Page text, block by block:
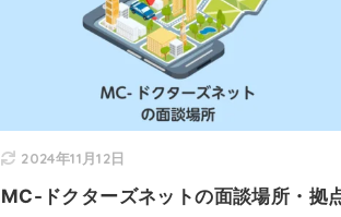
2024年11月12日
MC-ドクターズネットの面談場所・拠